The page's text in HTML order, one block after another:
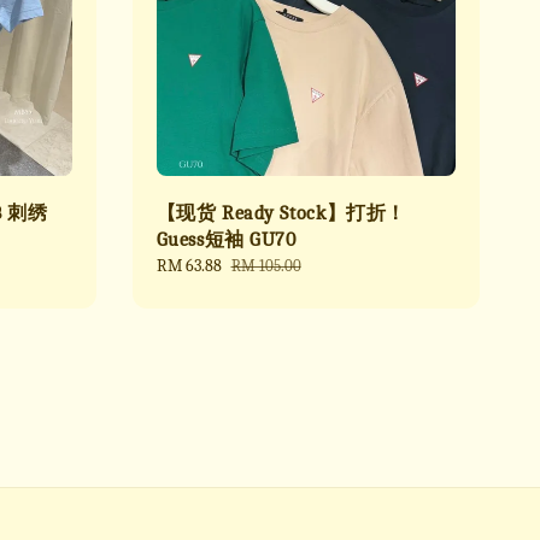
刺绣
【现货 Ready Stock】打折！
Guess短袖 GU70
Sale
RM 63.88 Regular
RM 105.00